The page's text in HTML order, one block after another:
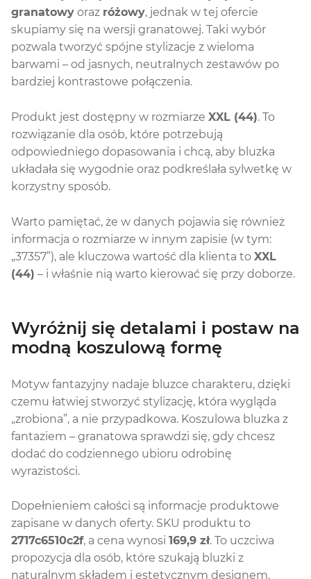
granatowy oraz różowy, jednak w tej ofercie
skupiamy się na wersji granatowej. Taki wybór
pozwala tworzyć spójne stylizacje z wieloma
barwami – od jasnych, neutralnych zestawów po
bardziej kontrastowe połączenia.
Produkt jest dostępny w rozmiarze XXL (44). To
rozwiązanie dla osób, które potrzebują
odpowiedniego dopasowania i chcą, aby bluzka
układała się wygodnie oraz podkreślała sylwetkę w
korzystny sposób.
Warto pamiętać, że w danych pojawia się również
informacja o rozmiarze w innym zapisie (w tym:
„37357”), ale kluczowa wartość dla klienta to XXL
(44) – i właśnie nią warto kierować się przy doborze.
Wyróżnij się detalami i postaw na
modną koszulową formę
Motyw fantazyjny nadaje bluzce charakteru, dzięki
czemu łatwiej stworzyć stylizację, która wygląda
„zrobiona”, a nie przypadkowa. Koszulowa bluzka z
fantaziem – granatowa sprawdzi się, gdy chcesz
dodać do codziennego ubioru odrobinę
wyrazistości.
Dopełnieniem całości są informacje produktowe
zapisane w danych oferty. SKU produktu to
2717c6510c2f, a cena wynosi 169,9 zł. To uczciwa
propozycja dla osób, które szukają bluzki z
naturalnym składem i estetycznym designem.